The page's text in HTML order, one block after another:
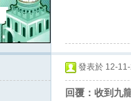
發表於 12-
回覆：收到九